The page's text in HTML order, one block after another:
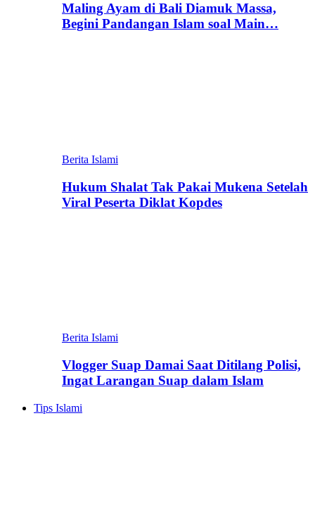
Maling Ayam di Bali Diamuk Massa,
Begini Pandangan Islam soal Main…
Berita Islami
Hukum Shalat Tak Pakai Mukena Setelah
Viral Peserta Diklat Kopdes
Berita Islami
Vlogger Suap Damai Saat Ditilang Polisi,
Ingat Larangan Suap dalam Islam
Tips Islami